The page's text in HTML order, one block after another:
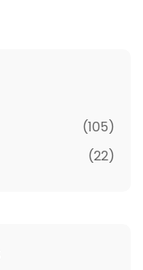
(105)
(22)